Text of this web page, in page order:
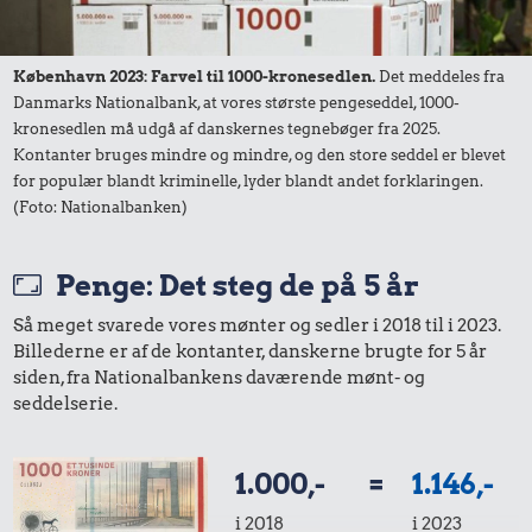
244 kr.
Strygejern
12 kr. 15 kr.
29 kr.
1/2 kg hakket
København 2023: Farvel til 1000-kronesedlen. Det meddeles fra
Danmarks Nationalbank, at vores største pengeseddel, 1000-
kronesedlen må udgå af danskernes tegnebøger fra 2025.
Kontanter bruges mindre og mindre, og den store seddel er blevet
for populær blandt kriminelle, lyder blandt andet forklaringen.
(Foto: Nationalbanken)
Penge: Det steg de på 5 år
Så meget svarede vores mønter og sedler i 2018 til i 2023.
Billederne er af de kontanter, danskerne brugte for 5 år
siden, fra Nationalbankens daværende mønt- og
seddelserie.
1.000,-
i 2018
= 1.146,-
i 2023